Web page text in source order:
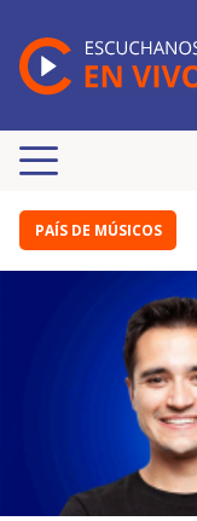
PAÍS DE MÚSICOS